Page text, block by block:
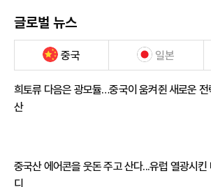
글로벌 뉴스
중국 일본
희토류 다음은 광모듈…중국이 움켜쥔 새로운 전
산
중국산 에어콘을 웃돈 주고 산다...유럽 열광시킨
디